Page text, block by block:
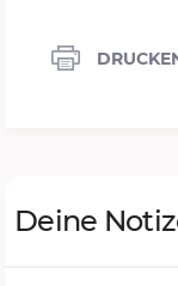
Deine